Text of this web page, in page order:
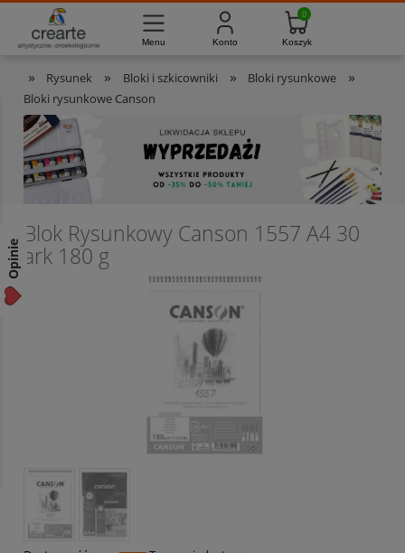
» Rysunek » Bloki i szkicowniki » Bloki rysunkowe »
Bloki rysunkowe Canson
Blok Rysunkowy Canson 1557 A4 30
ark 180 g
Masz pytania? 733-012-789 Pon. - Pt. 8:00 - 16:00
Opinie